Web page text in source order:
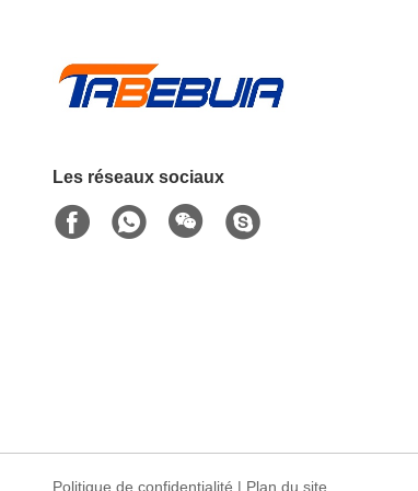
Les réseaux sociaux
Politique de confidentialité | Plan du site